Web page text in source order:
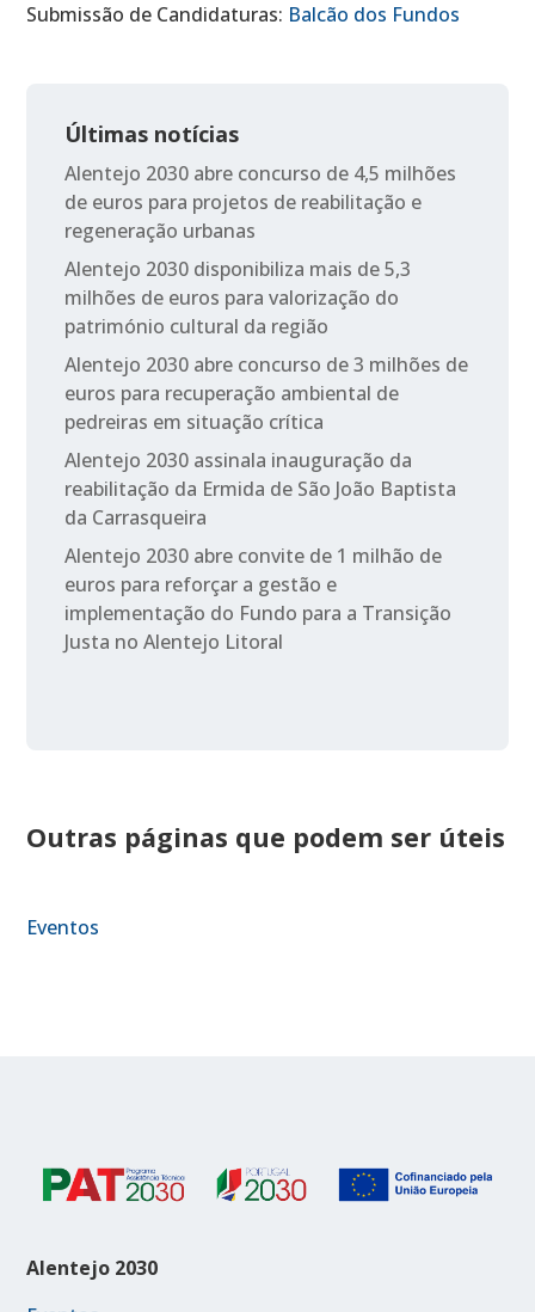
Submissão de Candidaturas: Balcão dos Fundos
Últimas notícias
Alentejo 2030 abre concurso de 4,5 milhões
de euros para projetos de reabilitação e
regeneração urbanas
Alentejo 2030 disponibiliza mais de 5,3
milhões de euros para valorização do
património cultural da região
Alentejo 2030 abre concurso de 3 milhões de
euros para recuperação ambiental de
pedreiras em situação crítica
Alentejo 2030 assinala inauguração da
reabilitação da Ermida de São João Baptista
da Carrasqueira
Alentejo 2030 abre convite de 1 milhão de
euros para reforçar a gestão e
implementação do Fundo para a Transição
Justa no Alentejo Litoral
Outras páginas que podem ser úteis
Eventos
Alentejo 2030